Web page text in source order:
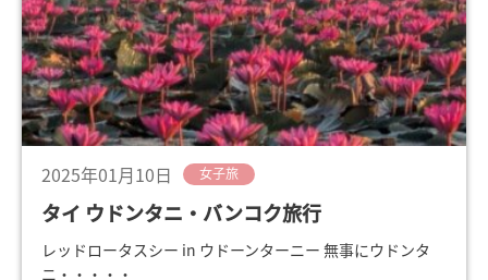
2025年01月10日 女子旅
タイ ウドンタニ・バンコク旅行
レッドロータスシー in ウドーンターニー 無事にウドンタ
ニ・・・・・